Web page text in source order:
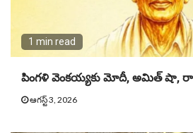
1 min read
పింగళి వెంకయ్యకు మోదీ, అమిత్ షా,
ఆగస్ట్ 3, 2026